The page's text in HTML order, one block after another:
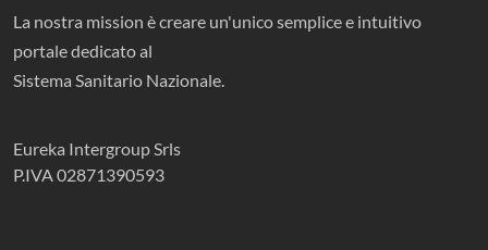
La nostra mission è creare un'unico semplice e intuitivo
portale dedicato al
Sistema Sanitario Nazionale.
Eureka Intergroup Srls
P.IVA 02871390593